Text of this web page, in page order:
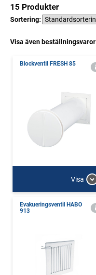
15 Produkter
Sortering:
Visa även beställningsvaror
Blockventil FRESH 85
Visa
Evakueringsventil HABO
913